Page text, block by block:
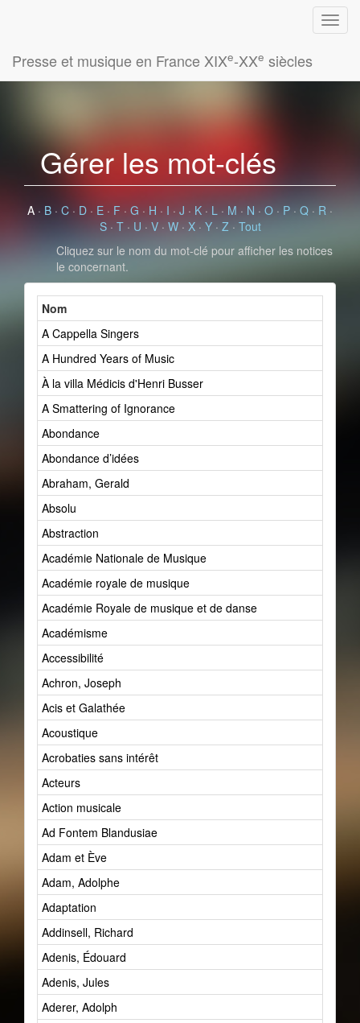
Presse et musique en France XIXe-XXe siècles
Gérer les mot-clés
A · B · C · D · E · F · G · H · I · J · K · L · M · N · O · P · Q · R ·
S· T· U · V· W· X· Y· Z· Tout
Cliquez sur le nom du mot-clé pour afficher les notices
le concernant.
Nom
A Cappella Singers
A Hundred Years of Music
À la villa Médicis d'Henri Busser
A Smattering of Ignorance
Abondance
Abondance d’idées
Abraham, Gerald
Absolu
Abstraction
Académie Nationale de Musique
Académie royale de musique
Académie Royale de musique et de danse
Académisme
Accessibilité
Achron, Joseph
Acis et Galathée
Acoustique
Acrobaties sans intérêt
Acteurs
Action musicale
Ad Fontem Blandusiae
Adam et Ève
Adam, Adolphe
Adaptation
Addinsell, Richard
Adenis, Édouard
Adenis, Jules
Aderer, Adolph